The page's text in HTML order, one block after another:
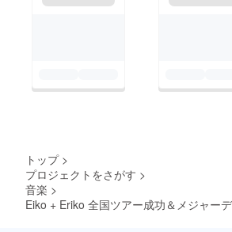
トップ >
プロジェクトをさがす >
音楽 >
Eiko + Eriko 全国ツアー成功＆メジャー